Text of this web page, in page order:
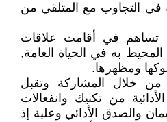
في التجاوب مع المتلقي من
تساهم في أقامت علاقات
به في الحياة العامة,
ومظهرها.
تأتي أهمية التكيف(٦) من خلال المشاركة وتقبل
من تكنيك وانفعالات
والصدق الأدائي وعلية إذ